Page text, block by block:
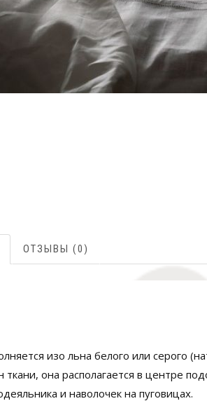
ОТЗЫВЫ (0)
изо льна белого или серого
она располагается в центре
и наволочек на пуговицах.